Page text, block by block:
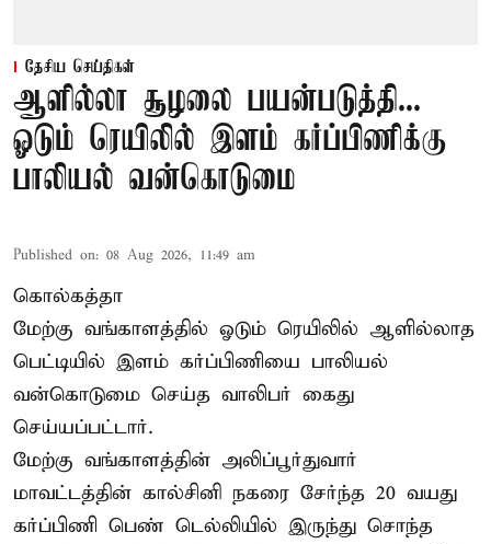
தேசிய செய்திகள்
ஆளில்லா சூழலை பயன்படுத்தி...
ஓடும் ரெயிலில் இளம் கர்ப்பிணிக்கு
பாலியல் வன்கொடுமை
Published on: 08 Aug 2026, 11:49 am
கொல்கத்தா
மேற்கு வங்காளத்தில் ஓடும் ரெயிலில் ஆளில்லாத
பெட்டியில் இளம் கர்ப்பிணியை பாலியல்
வன்கொடுமை செய்த வாலிபர் கைது
செய்யப்பட்டார்.
மேற்கு வங்காளத்தின் அலிப்பூர்துவார்
மாவட்டத்தின் கால்சினி நகரை சேர்ந்த 20 வயது
கர்ப்பிணி பெண் டெல்லியில் இருந்து சொந்த